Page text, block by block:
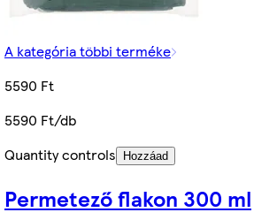
A kategória többi terméke
5590 Ft
5590 Ft/db
Quantity controls
Hozzáad
Permetező flakon 300 ml